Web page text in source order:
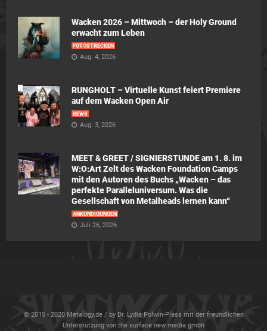
Wacken 2026 – Mittwoch – der Holy Ground
erwacht zum Leben
FOTOSTRECKEN
Aug. 4, 2026
RUNGHOLT – Virtuelle Kunst feiert Premiere
auf dem Wacken Open Air
NEWS
Aug. 3, 2026
MEET & GREET / SIGNIERSTUNDE am 1. 8. im
W:O:Art Zelt des Wacken Foundation Camps
mit den Autoren des Buchs „Wacken – das
perfekte Paralleluniversum. Was die
Gesellschaft von Metalheads lernen kann“
ANKÜNDIGUNGEN
Juli 26, 2026
© 2015 - 2020 Metalogy.de / by Dr. Lydia Polwin-Plass mit der freundlichen
Unterstützung von the surface new media gmbh